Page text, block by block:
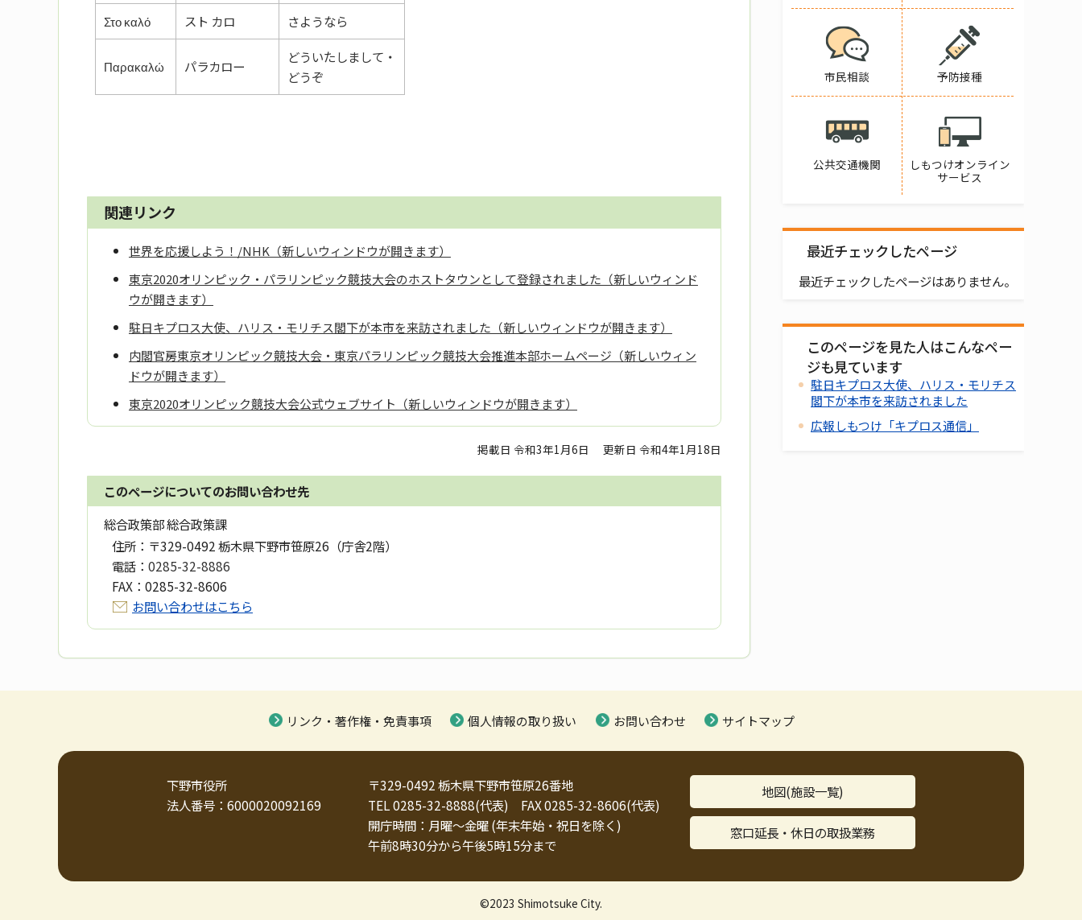
Στο καλό
スト カロ さようなら
Παρακαλώ パラカロー
どういたしまして・
どうぞ
関連リンク
世界を応援しよう！/NHK（新しいウィンドウが開きます）
東京2020オリンピック・パラリンピック競技大会のホストタウンとして登録されました（新しいウィンド
ウが開きます）
駐日キプロス大使、ハリス・モリチス閣下が本市を来訪されました（新しいウィンドウが開きます）
内閣官房東京オリンピック競技大会・東京パラリンピック競技大会推進本部ホームページ（新しいウィン
ドウが開きます）
東京2020オリンピック競技大会公式ウェブサイト（新しいウィンドウが開きます）
掲載日 令和3年1月6日 更新日 令和4年1月18日
このページについてのお問い合わせ先
総合政策部 総合政策課
住所： 〒329-0492 栃木県下野市笹原26（庁舎2階）
電話： 0285-32-8886
FAX： 0285-32-8606
お問い合わせはこちら
市民相談 予防接種
公共交通機関
しもつけオンライン
サービス
最近チェックしたページ
最近チェックしたページはありません。
このページを見た人はこんなペー
ジも見ています
駐日キプロス大使、ハリス・モリチス
閣下が本市を来訪されました
広報しもつけ「キプロス通信」
リンク・著作権・免責事項 個人情報の取り扱い お問い合わせ サイトマップ
下野市役所
法人番号：6000020092169
〒329-0492 栃木県下野市笹原26番地
TEL 0285-32-8888(代表) FAX 0285-32-8606(代表)
開庁時間：月曜～金曜 (年末年始・祝日を除く)
午前8時30分から午後5時15分まで
地図(施設一覧)
窓口延長・休日の取扱業務
©2023 Shimotsuke City.